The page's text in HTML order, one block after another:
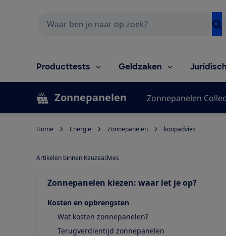
Producttests Geldzaken
Zonnepanelen Zonnepanelen
Home Energie Zonnepanelen koopadvies
Artikelen binnen Keuzeadvies
Zonnepanelen kiezen: waar let je op?
Kosten en opbrengsten
Wat kosten zonnepanelen?
Terugverdientijd zonnepanelen